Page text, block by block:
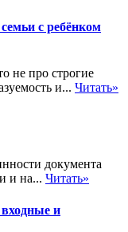
с ребёнком
не про строгие
и... Читать»
документа
и на... Читать»
и